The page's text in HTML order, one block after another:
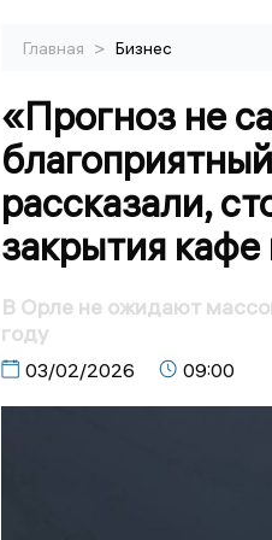
Главная > Бизнес
«Прогноз не
рассказали,
закрытия
В Орле не ожидают
году
03/02/2026 09:00